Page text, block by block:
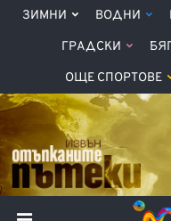
ЗИМНИ ВОДНИ
ГРАДСКИ
ОЩЕ СПОРТОВЕ